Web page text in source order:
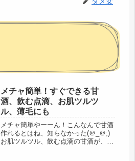
メチャ簡単！すぐできる甘
酒、飲む点滴、お肌ツルツ
ル、薄毛にも
メチャ簡単やーーん！こんなんで甘酒
作れるとはね、知らなかった(＠_＠;)
お肌ツルツル、飲む点滴の甘酒が、こ